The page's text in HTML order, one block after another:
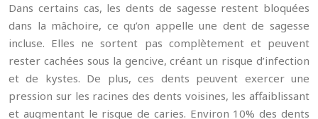
Dans certains cas, les dents de sagesse restent bloquées
dans la mâchoire, ce qu’on appelle une dent de sagesse
incluse. Elles ne sortent pas complètement et peuvent
rester cachées sous la gencive, créant un risque d’infection
et de kystes. De plus, ces dents peuvent exercer une
pression sur les racines des dents voisines, les affaiblissant
et augmentant le risque de caries. Environ 10% des dents